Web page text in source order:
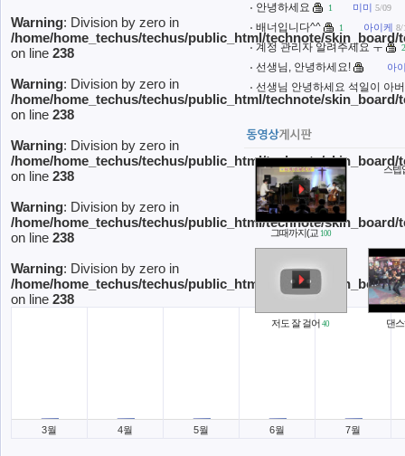
Warning: Division by zero in
/home/home_techus/techus/public_html/technote/
on line 238
Warning: Division by zero in
/home/home_techus/techus/public_html/technote/
on line 238
Warning: Division by zero in
/home/home_techus/techus/public_html/technote/
on line 238
Warning: Division by zero in
/home/home_techus/techus/public_html/technote/
on line 238
Warning: Division by zero in
/home/home_techus/techus/public_html/technote/
on line 238
3월 4월 5월 6월 7월
안녕하세요 1 미미 5/09
배너입니다^^ 1 아이케 8/
계정 관리자 알려주세요 ㅜ 2
선생님, 안녕하세요! 아
선생님 안녕하세요 석일이 아
그때까지(교 100
스텝
저도 잘 걸어40 댄